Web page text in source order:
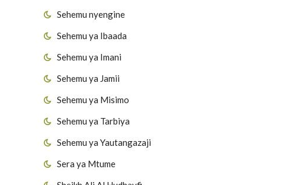
Sehemu nyengine
Sehemu ya Ibaada
Sehemu ya Imani
Sehemu ya Jamii
Sehemu ya Misimo
Sehemu ya Tarbiya
Sehemu ya Yautangazaji
Sera ya Mtume